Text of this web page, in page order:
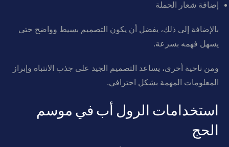
إضافة شعار الحملة
بالإضافة إلى ذلك، يفضل أن يكون التصميم بسيط وواضح حتى
يسهل فهمه بسرعة.
ومن ناحية أخرى، يساعد التصميم الجيد على جذب الانتباه وإبراز
المعلومات المهمة بشكل احترافي.
استخدامات الرول أب في موسم
الحج